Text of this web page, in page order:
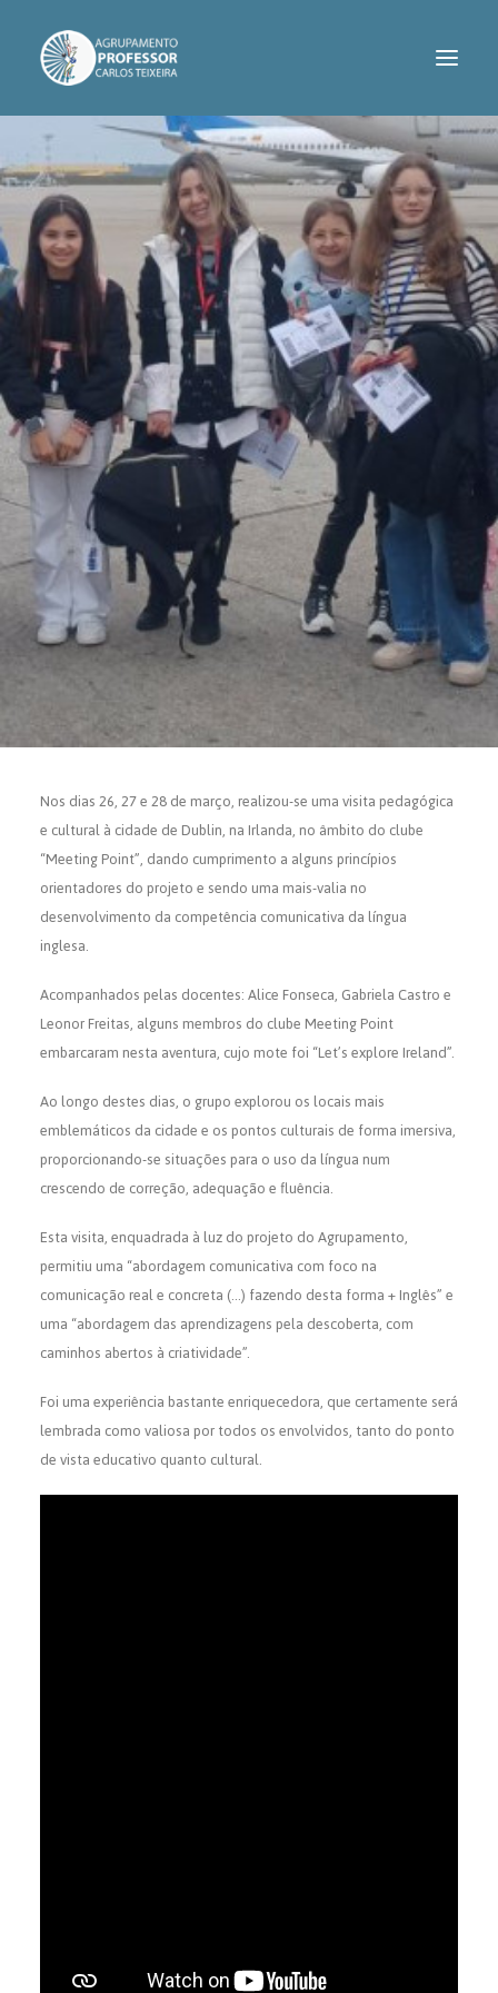
AGRUPAMENTO
SERVIÇOS
INFORMAÇÕES
PROJETOS
CONTACTOS
ASSOCIAÇÃO DE PAIS
SEARCH
Nos dias 26, 27 e 28 de março, realizou-se uma visita pedagógica
e cultural à cidade de Dublin, na Irlanda, no âmbito do clube
“Meeting Point”, dando cumprimento a alguns princípios
orientadores do projeto e sendo uma mais-valia no
desenvolvimento da competência comunicativa da língua
inglesa.
Acompanhados pelas docentes: Alice Fonseca, Gabriela Castro e
Leonor Freitas, alguns membros do clube Meeting Point
embarcaram nesta aventura, cujo mote foi “Let’s explore Ireland”.
Ao longo destes dias, o grupo explorou os locais mais
emblemáticos da cidade e os pontos culturais de forma imersiva,
proporcionando-se situações para o uso da língua num
crescendo de correção, adequação e fluência.
Esta visita, enquadrada à luz do projeto do Agrupamento,
permitiu uma “abordagem comunicativa com foco na
comunicação real e concreta (…) fazendo desta forma + Inglês” e
uma “abordagem das aprendizagens pela descoberta, com
caminhos abertos à criatividade”.
Foi uma experiência bastante enriquecedora, que certamente será
lembrada como valiosa por todos os envolvidos, tanto do ponto
de vista educativo quanto cultural.